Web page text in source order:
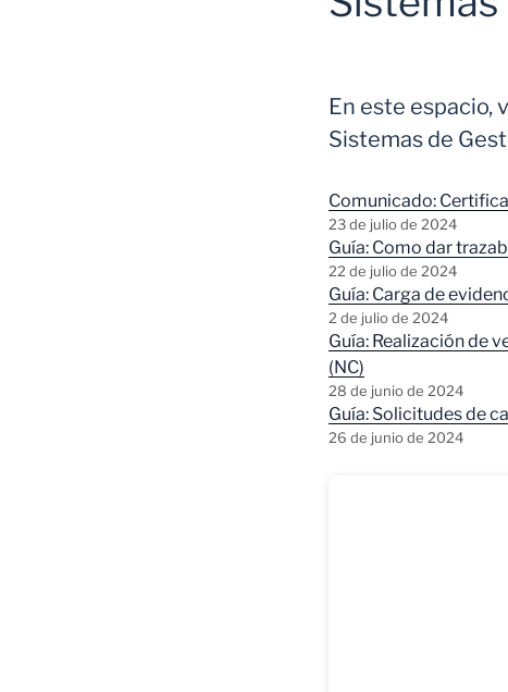
En este espacio,
Sistemas de
Comunicado:
23 de julio de 2024
Guía: Como dar
22 de julio de 2024
Guía: Carga de
2 de julio de 2024
Guía: Realización de
(NC)
28 de junio de 2024
Guía: Solicitudes de
26 de junio de 2024